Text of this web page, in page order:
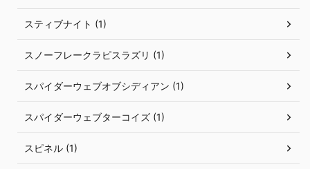
スティブナイト (1)
スノーフレークラピスラズリ (1)
スパイダーウェブオブシディアン (1)
スパイダーウェブターコイズ (1)
スピネル (1)